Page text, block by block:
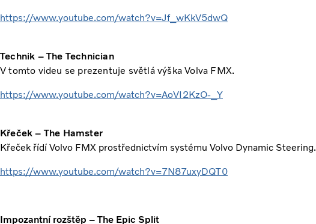
https://www.youtube.com/watch?v=Jf_wKkV5dwQ
Technik – The Technician
V tomto videu se prezentuje světlá výška Volva FMX.
https://www.youtube.com/watch?v=AoVI2KzO-_Y
Křeček – The Hamster
Křeček řídí Volvo FMX prostřednictvím systému Volvo Dynamic Steering.
https://www.youtube.com/watch?v=7N87uxyDQT0
Impozantní rozštěp – The Epic Split